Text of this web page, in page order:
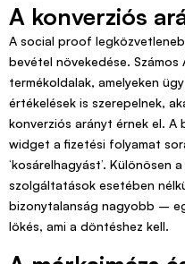
A konverziós
A social proof
bevétel növekedése.
termékoldalak, amelyeken
értékelések is szerepelnek,
konverziós arányt érnek el. A
widget a fizetési folyamat
‘kosárelhagyást’. Különösen
szolgáltatások esetében
bizonytalanság nagyobb –
lökés, ami a döntéshez kell.